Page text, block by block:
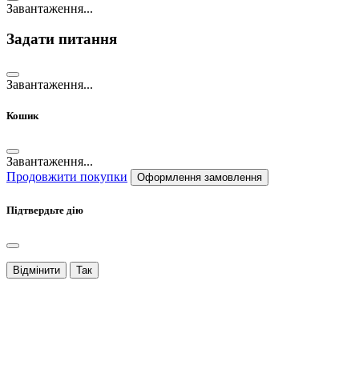
Завантаження...
Задати питання
Завантаження...
Кошик
Завантаження...
Продовжити покупки
Оформлення замовлення
Підтвердьте дію
Відмінити Так